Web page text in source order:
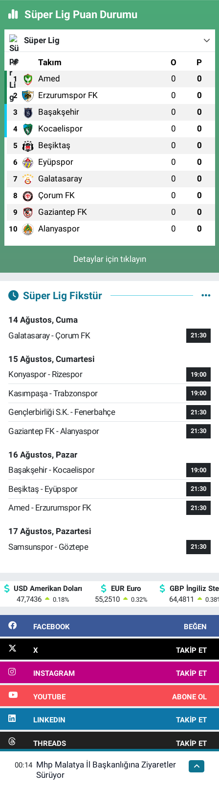
Süper Lig Puan Durumu
Süper Lig
# Takım O P
1 Amed 0 0
2 Erzurumspor FK 0 0
3 Başakşehir 0 0
4 Kocaelispor 0 0
5 Beşiktaş 0 0
6 Eyüpspor 0 0
7 Galatasaray 0 0
8 Çorum FK 0 0
9 Gaziantep FK 0 0
10 Alanyaspor 0 0
Detaylar için tıklayın
Süper Lig Fikstür
14 Ağustos, Cuma
Galatasaray - Çorum FK
21:30
15 Ağustos, Cumartesi
Konyaspor - Rizespor
19:00
Kasımpaşa - Trabzonspor 19:00
Gençlerbirliği S.K. - Fenerbahçe 21:30
Gaziantep FK - Alanyaspor 21:30
16 Ağustos, Pazar
Başakşehir - Kocaelispor
19:00
Beşiktaş - Eyüpspor 21:30
Amed - Erzurumspor FK 21:30
17 Ağustos, Pazartesi
Samsunspor - Göztepe
21:30
USD Amerikan Doları
47,7436
0.18%
EUR Euro
55,2510
0.32%
GBP İngiliz
64,4811
0.38
FACEBOOK BEĞEN
X TAKIP ET
INSTAGRAM TAKIP ET
YOUTUBE ABONE OL
LINKEDIN TAKIP ET
THREADS TAKIP ET
NEXT TAKIP ET
00:14 Mhp Malatya İl Başkanlığına Ziyaretler
Sürüyor